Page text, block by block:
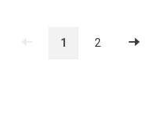
1 2